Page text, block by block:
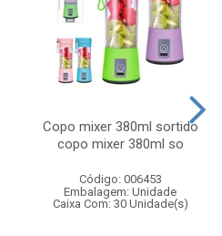
Copo mixer 380ml sortido
copo mixer 380ml so
Código: 006453
Embalagem: Unidade
Caixa Com: 30 Unidade(s)